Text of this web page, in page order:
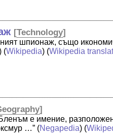
[Technology]
шпионаж, също
(Wikipedia) (Wikipedia
]
е имение,
…” (Negapedia) (